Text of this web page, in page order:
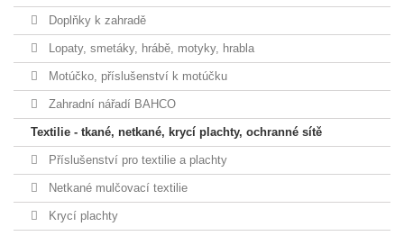
Doplňky k zahradě
Lopaty, smetáky, hrábě, motyky, hrabla
Motúčko, příslušenství k motúčku
Zahradní nářadí BAHCO
Textilie - tkané, netkané, krycí plachty, ochranné sítě
Příslušenství pro textilie a plachty
Netkané mulčovací textilie
Krycí plachty